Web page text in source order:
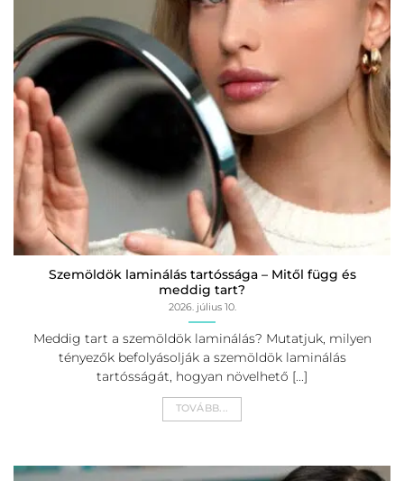
Szemöldök laminálás tartóssága – Mitől függ és
meddig tart?
2026. július 10.
Meddig tart a szemöldök laminálás? Mutatjuk, milyen
tényezők befolyásolják a szemöldök laminálás
tartósságát, hogyan növelhető [...]
TOVÁBB...